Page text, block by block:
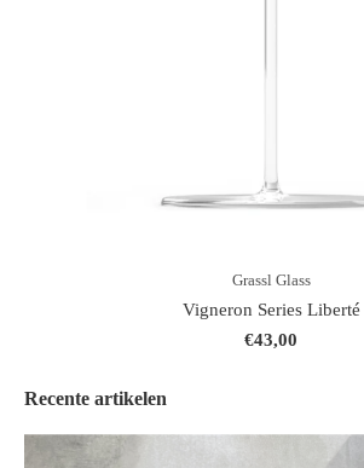
Grassl Glass
Vigneron Series Liberté
€43,00
Recente artikelen